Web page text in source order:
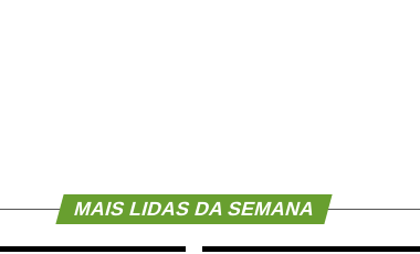
MAIS LIDAS DA SEMANA